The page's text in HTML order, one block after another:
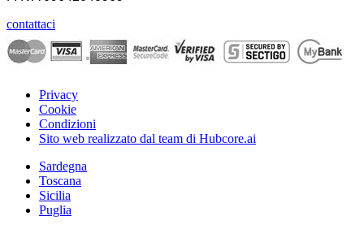
contattaci
Privacy
Cookie
Condizioni
Sito web realizzato dal team di Hubcore.ai
Sardegna
Toscana
Sicilia
Puglia